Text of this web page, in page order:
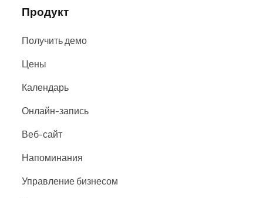
Продукт
Получить демо
Цены
Календарь
Онлайн-запись
Веб-сайт
Напоминания
Управление бизнесом